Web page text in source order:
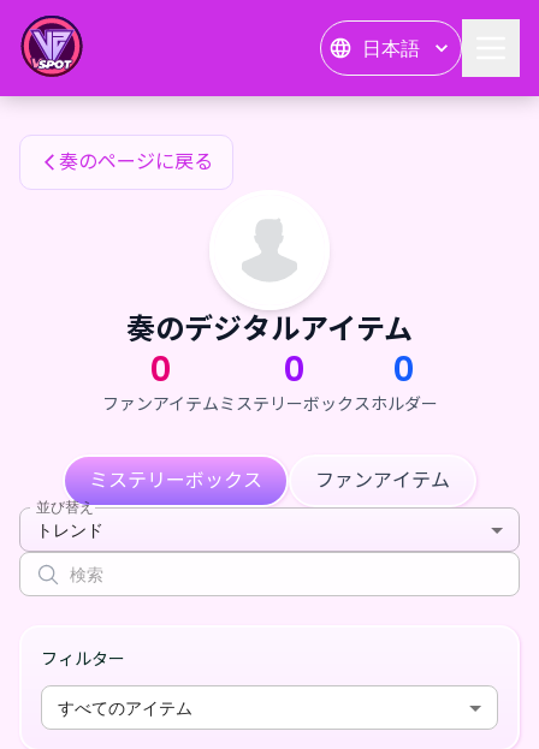
日本語
奏のファンアイテム
奏のページに戻る
奏のデジタルアイテム
0
ファンアイテム
0
ミステリーボックス
0
ホルダー
ミステリーボックス ファンアイテム
並び替え
トレンド
フィルター
すべてのアイテム
奏のファンアイテム — 24karat